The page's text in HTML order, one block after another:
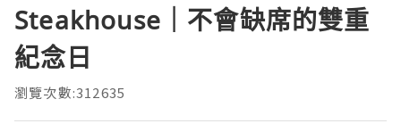
Steakhouse｜不會缺席的雙重
紀念日
瀏覽次數:312635